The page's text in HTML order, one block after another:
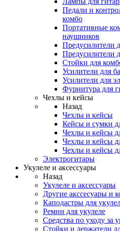
Педали и
комбо
Портативные
наушников
Предусилители
Предусилители
Стойки для
Усилители для
Усилители для
Фурнитура для
Чехлы и кейсы
Назад
Чехлы и кейсы
Кейсы и сумки
Чехлы и кейсы
Чехлы и кейсы
Чехлы и кейсы
Электрогитары
Укулеле и аксессуары
Назад
Укулеле и аксессуары
Другие акссесуары и
Каподастры для
Ремни для укулеле
Средства по уходу за
Стойки и держатели